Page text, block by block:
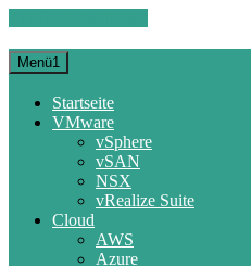
Menü1
Startseite
VMware
vSphere
vSAN
NSX
vRealize Suite
Cloud
AWS
Azure